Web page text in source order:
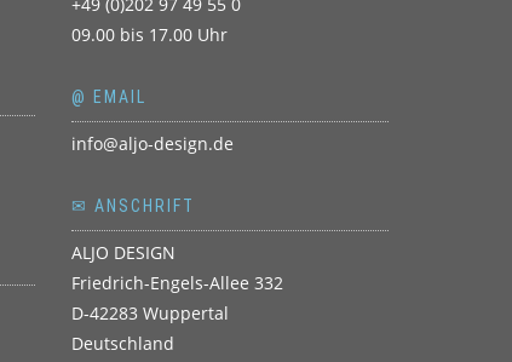
09.00 bis 17.00 Uhr
@ EMAIL
info@aljo-design.de
✉ ANSCHRIFT
ALJO DESIGN
Friedrich-Engels-Allee 332
D-42283 Wuppertal
Deutschland